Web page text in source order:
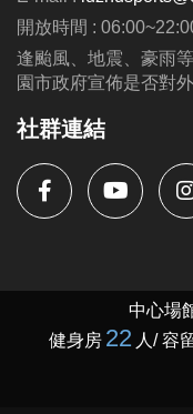
開放時間 :
逢颱風、地震、豪雨
園市政府宣佈是否對
社群連結